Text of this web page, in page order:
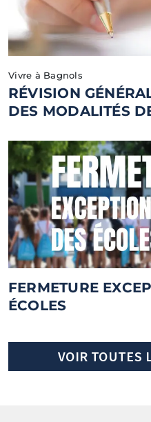
RÉVISION
DES MODALITÉS
Vivre à Bagnols
FERMETURE
ÉCOLES
VOIR TOUTES